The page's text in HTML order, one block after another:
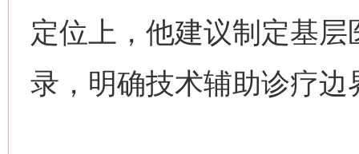
定位上，他建议制定基
录，明确技术辅助诊疗